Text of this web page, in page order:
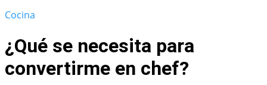
Cocina
¿Qué se necesita para
convertirme en chef?